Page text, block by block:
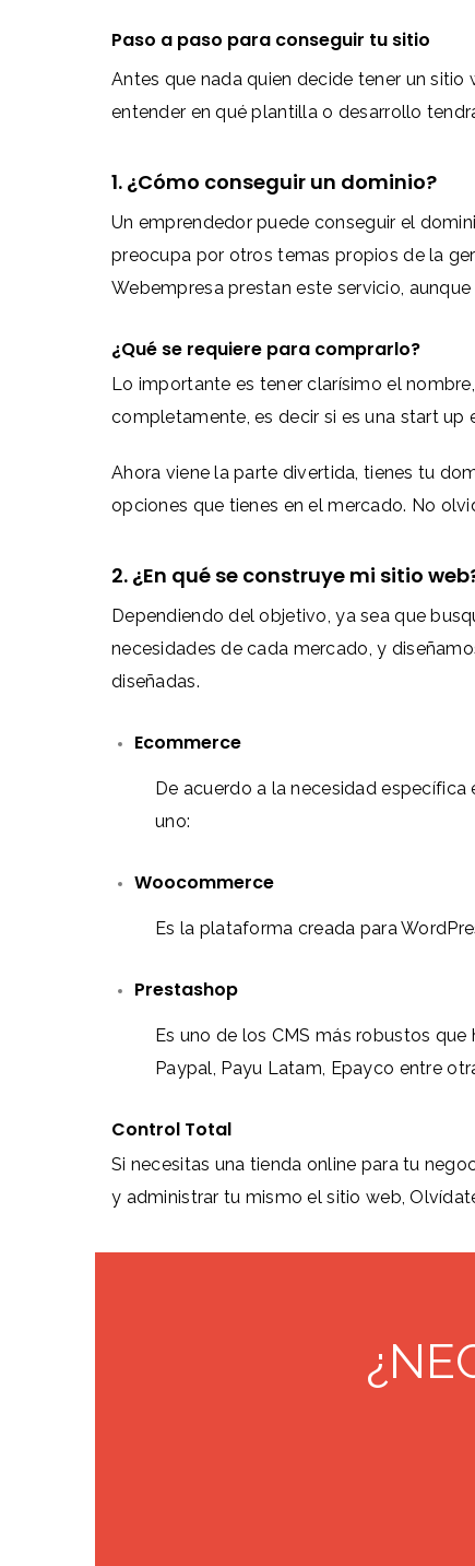
Paso a paso para conseguir tu sitio
Antes que nada quien decide tener un
entender en qué plantilla o desarrollo
1. ¿Cómo conseguir un dominio?
Un emprendedor puede conseguir el
preocupa por otros temas propios de la
Webempresa prestan este servicio,
¿Qué se requiere para comprarlo?
Lo importante es tener clarísimo el
completamente, es decir si es una start up
Ahora viene la parte divertida, tienes tu
opciones que tienes en el mercado. No
2. ¿En qué se construye mi sitio
Dependiendo del objetivo, ya sea que
necesidades de cada mercado, y
diseñadas.
Ecommerce
De acuerdo a la necesidad
uno:
Woocommerce
Es la plataforma creada para
Prestashop
Es uno de los CMS más robustos
Paypal, Payu Latam, Epayco entre
Control Total
Si necesitas una tienda online para tu
y administrar tu mismo el sitio web,